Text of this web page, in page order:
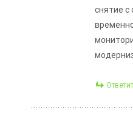
снятие с